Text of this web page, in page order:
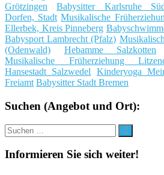
Grötzingen
Babysitter Karlsruhe
Dorfen, Stadt Musikalische
Ellerbek, Kreis Pinneberg
Babysport Lambrecht (Pfalz)
(Odenwald)
Hebamme Salzkotten
Musikalische Früherziehung
Hansestadt Salzwedel
Kinderyoga
Freiamt Babysitter Stadt Bremen
Suchen (Angebot und Ort):
Suche
nach:
Suchen
Informieren Sie sich weiter!